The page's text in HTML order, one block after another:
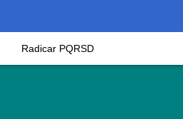
Radicar PQRSD